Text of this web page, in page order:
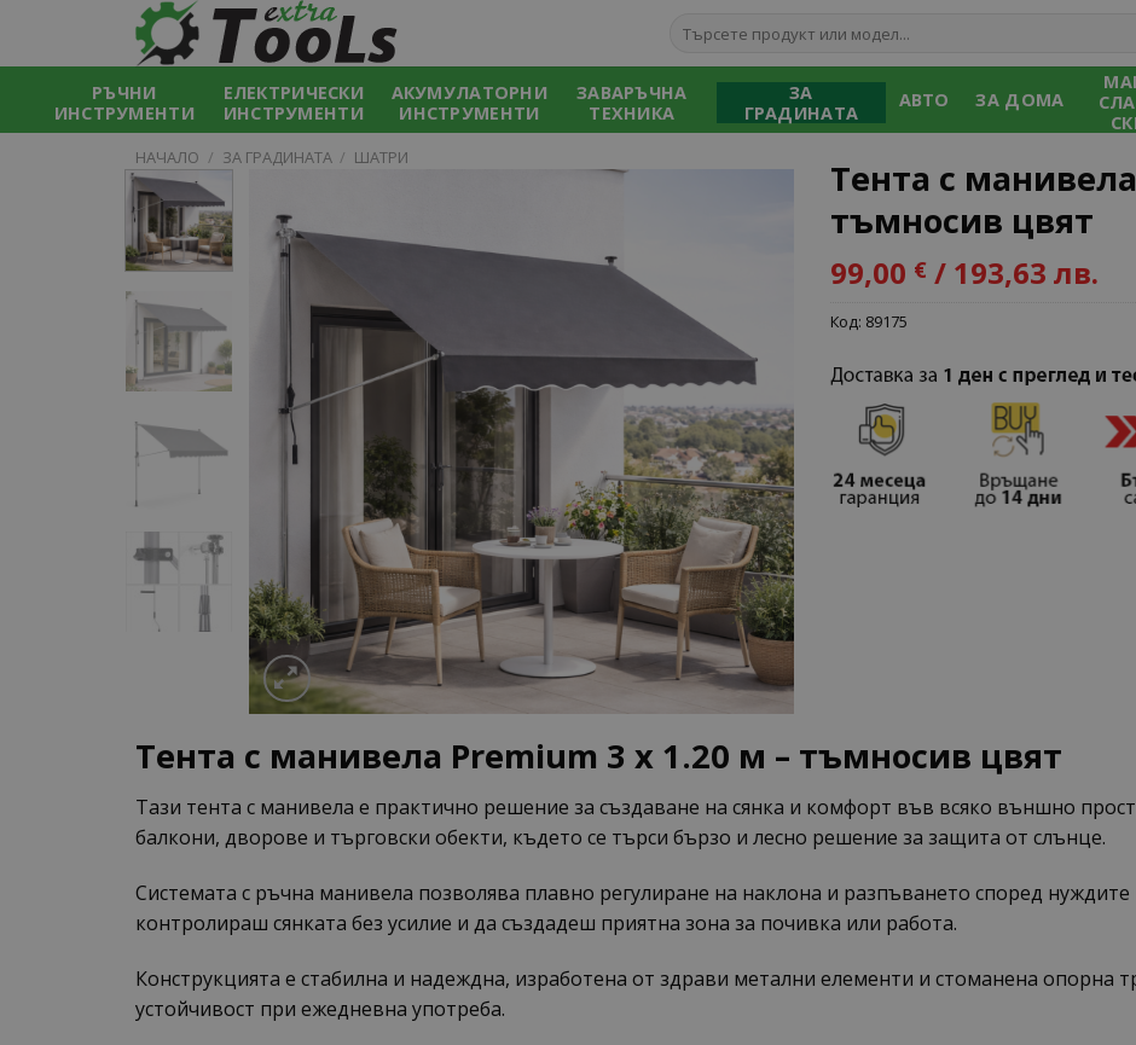
content
за:
РЪЧНИ
ИНСТРУМЕНТИ
ЕЛЕКТРИЧЕСКИ
ИНСТРУМЕНТИ
АКУМУЛАТОРНИ
ИНСТРУМЕНТИ
ЗАВАРЪЧНА
ТЕХНИКА
ЗА
ГРАДИНАТА
АВТО ЗА ДОМА
НАЧАЛО / ЗА ГРАДИНАТА / ШАТРИ
Тента с
тъмносив цвят
99,00 € / 193,63 лв.
Код: 89175
Тента с манивела Premium 3 x 1.20 м – тъмносив цвят
Тази тента с манивела е практично решение за създаване на сянка и комфорт във всяко външно
балкони, дворове и търговски обекти, където се търси бързо и лесно решение за защита от слънце.
Системата с ръчна манивела позволява плавно регулиране на наклона и разпъването според
контролираш сянката без усилие и да създадеш приятна зона за почивка или работа.
Конструкцията е стабилна и надеждна, изработена от здрави метални елементи и стоманена опорна
устойчивост при ежедневна употреба.